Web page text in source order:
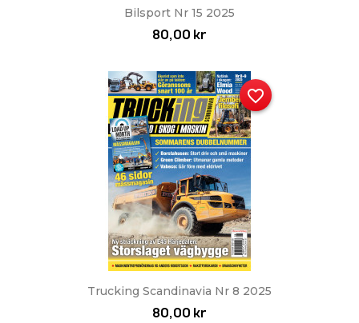
Bilsport Nr 15 2025
80,00 kr
Trucking Scandinavia Nr 8 2025
80,00 kr
favorite_border